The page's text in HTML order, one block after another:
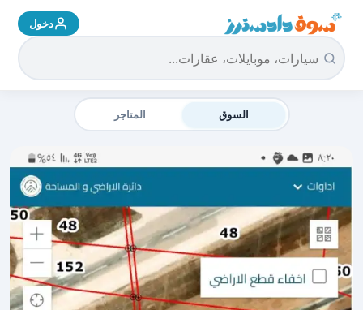
سوق دادسترز الرئيسية دخول
السوق المتاجر